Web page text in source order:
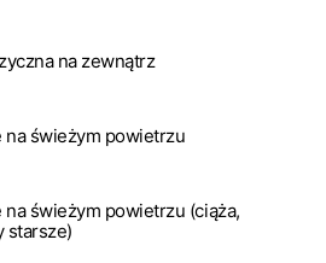
na zewnątrz
na świeżym powietrzu
świeżym powietrzu (ciąża,
starsze)